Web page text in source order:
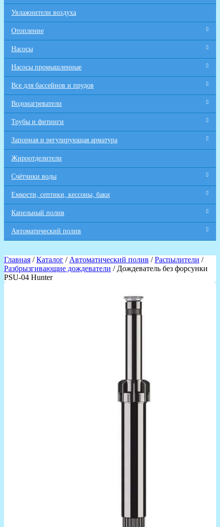
Увлажнители воздуха
Отопление
Насосы
Насосы промышленные
Все для бaссейнов и прудов
Водонагреватели
Трубы и фитинги
Запорная и регулирующая арматура
Жироотделители
Счётчики воды
Емкости, септики, кессоны, баки
Капельный полив
Автоматический полив
Главная /Каталог / Автоматический полив /Распылители /
Разбрызгивающие дождеватели / Дождеватель без форсунки
PSU-04 Hunter